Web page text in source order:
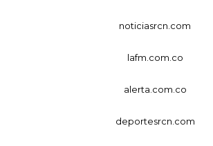
noticiasrcn.com
lafm.com.co
alerta.com.co
deportesrcn.com